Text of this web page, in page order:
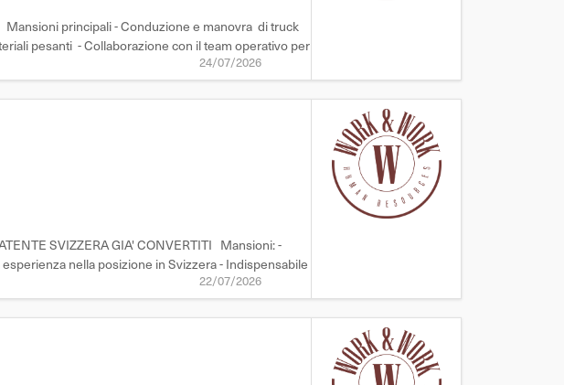
principali - Conduzione e manovra di truck
pesanti - Collaborazione con il team operativo per
24/07/2026
SVIZZERA GIA' CONVERTITI Mansioni: -
nella posizione in Svizzera - Indispensabile
22/07/2026